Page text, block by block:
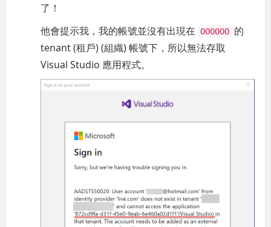
了！
他會提示我，我的帳號並沒有出現在 OOOOOO 的
tenant (租戶) (組織) 帳號下，所以無法存取
Visual Studio 應用程式。